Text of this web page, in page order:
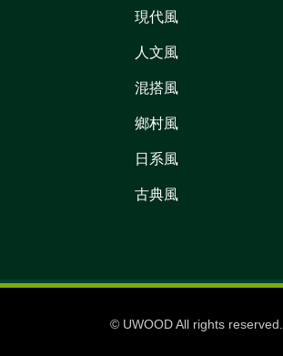
現代風
人文風
混搭風
鄉村風
日系風
古典風
© UWOOD All rights reserved.